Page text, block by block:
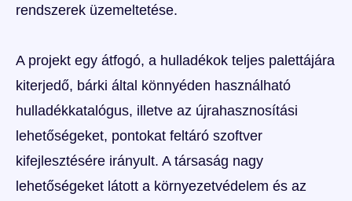
rendszerek üzemeltetése.
A projekt egy átfogó, a hulladékok teljes palettájára
kiterjedő, bárki által könnyéden használható
hulladékkatalógus, illetve az újrahasznosítási
lehetőségeket, pontokat feltáró szoftver
kifejlesztésére irányult. A társaság nagy
lehetőségeket látott a környezetvédelem és az